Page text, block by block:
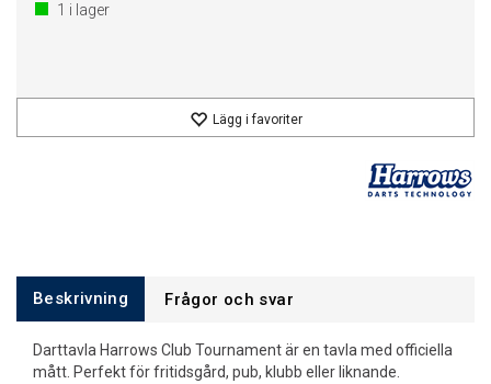
1 i lager
Lägg i favoriter
Beskrivning Frågor och svar
Darttavla Harrows Club Tournament är en tavla med officiella
mått. Perfekt för fritidsgård, pub, klubb eller liknande.